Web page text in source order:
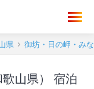
県 御坊・日の岬・み
山県） 宿泊